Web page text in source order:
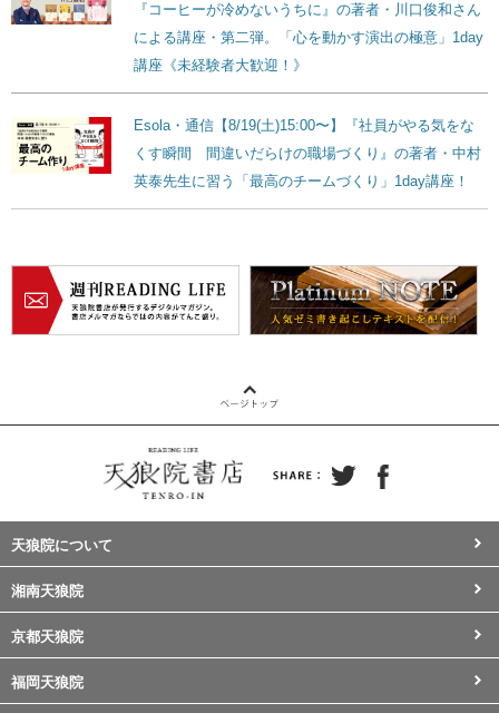
『コーヒーが冷めないうちに』の著者・川口俊和さん
による講座・第二弾。「心を動かす演出の極意」1day
講座《未経験者大歓迎！》
Esola・通信【8/19(土)15:00〜】『社員がやる気をな
くす瞬間 間違いだらけの職場づくり』の著者・中村
英泰先生に習う「最高のチームづくり」1day講座！
天狼院について
湘南天狼院
京都天狼院
福岡天狼院